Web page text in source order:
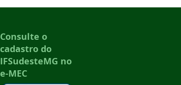
Consulte o
cadastro do
IFSudesteMG no
e-MEC